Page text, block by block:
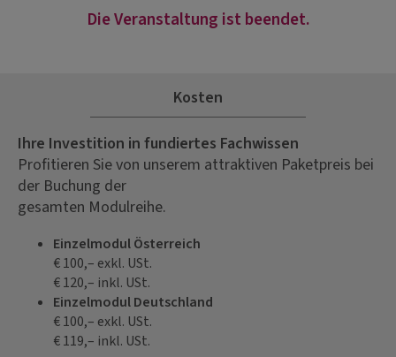
Die Veranstaltung ist beendet.
Kosten
Ihre Investition in fundiertes Fachwissen
Profitieren Sie von unserem attraktiven Paketpreis bei
der Buchung der
gesamten Modulreihe.
Einzelmodul Österreich
€ 100,– exkl. USt.
€ 120,– inkl. USt.
Einzelmodul Deutschland
€ 100,– exkl. USt.
€ 119,– inkl. USt.